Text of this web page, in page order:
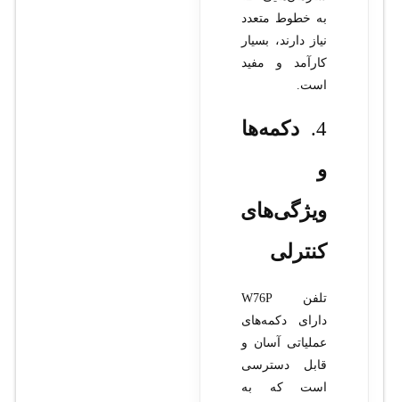
به خطوط متعدد
نیاز دارند، بسیار
کارآمد و مفید
است.
4.
دکمه‌ها
و
ویژگی‌های
کنترلی
تلفن W76P
دارای دکمه‌های
عملیاتی آسان و
قابل دسترسی
است که به